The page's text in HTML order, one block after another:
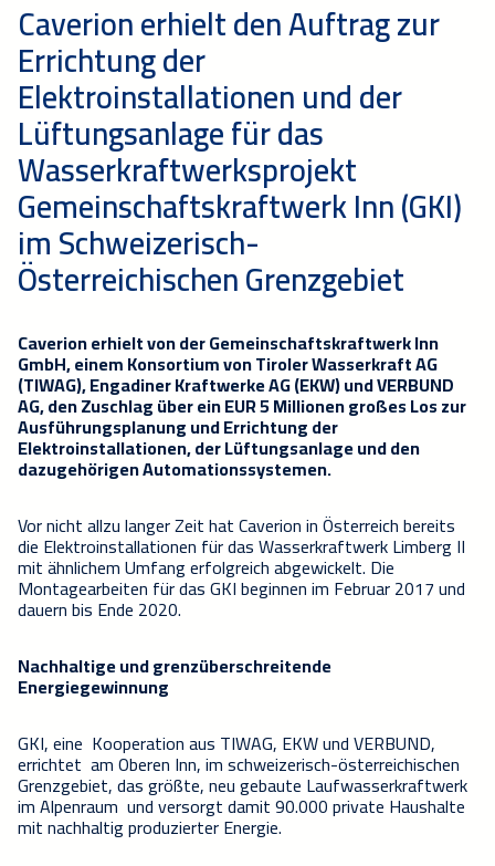
Caverion erhielt den Auftrag zur
Errichtung der
Elektroinstallationen und der
Lüftungsanlage für das
Wasserkraftwerksprojekt
Gemeinschaftskraftwerk Inn (GKI)
im Schweizerisch-
Österreichischen Grenzgebiet
Caverion erhielt von der Gemeinschaftskraftwerk Inn
GmbH, einem Konsortium von Tiroler Wasserkraft AG
(TIWAG), Engadiner Kraftwerke AG (EKW) und VERBUND
AG, den Zuschlag über ein EUR 5 Millionen großes Los zur
Ausführungsplanung und Errichtung der
Elektroinstallationen, der Lüftungsanlage und den
dazugehörigen Automationssystemen.
Vor nicht allzu langer Zeit hat Caverion in Österreich bereits
die Elektroinstallationen für das Wasserkraftwerk Limberg II
mit ähnlichem Umfang erfolgreich abgewickelt. Die
Montagearbeiten für das GKI beginnen im Februar 2017 und
dauern bis Ende 2020.
Nachhaltige und grenzüberschreitende
Energiegewinnung
GKI, eine Kooperation aus TIWAG, EKW und VERBUND,
errichtet am Oberen Inn, im schweizerisch-österreichischen
Grenzgebiet, das größte, neu gebaute Laufwasserkraftwerk
im Alpenraum und versorgt damit 90.000 private Haushalte
mit nachhaltig produzierter Energie.